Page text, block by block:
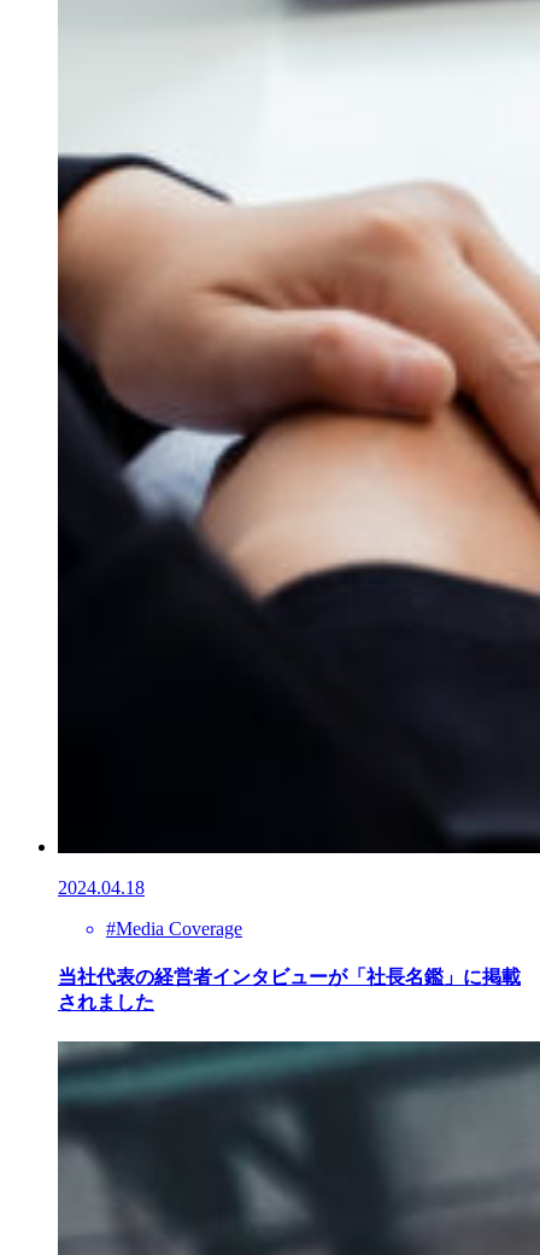
2024.04.18
#Media Coverage
当社代表の経営者インタビューが「社長名鑑」に掲載
されました